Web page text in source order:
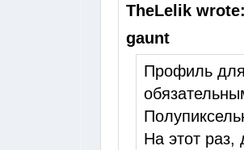
TheLelik
gaunt
Профиль
На этот